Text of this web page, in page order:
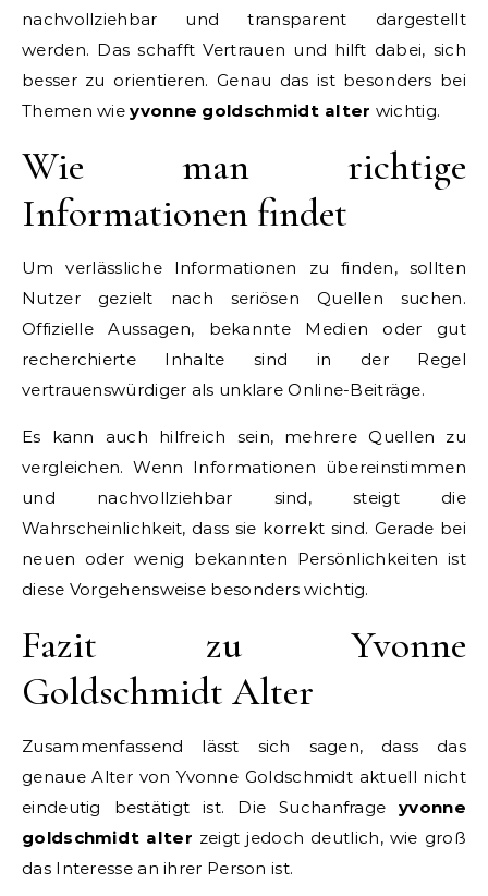
nachvollziehbar und transparent dargestellt
werden. Das schafft Vertrauen und hilft dabei, sich
besser zu orientieren. Genau das ist besonders bei
Themen wieyvonne goldschmidt alter wichtig.
Wie man richtige
Informationen findet
Um verlässliche Informationen zu finden, sollten
Nutzer gezielt nach seriösen Quellen suchen.
Offizielle Aussagen, bekannte Medien oder gut
recherchierte Inhalte sind in der Regel
vertrauenswürdiger als unklare Online-Beiträge.
Es kann auch hilfreich sein, mehrere Quellen zu
vergleichen. Wenn Informationen übereinstimmen
und nachvollziehbar sind, steigt die
Wahrscheinlichkeit, dass sie korrekt sind. Gerade bei
neuen oder wenig bekannten Persönlichkeiten ist
diese Vorgehensweise besonders wichtig.
Fazit zu Yvonne
Goldschmidt Alter
Zusammenfassend lässt sich sagen, dass das
genaue Alter von Yvonne Goldschmidt aktuell nicht
eindeutig bestätigt ist. Die Suchanfrageyvonne
goldschmidt alter zeigt jedoch deutlich, wie groß
das Interesse an ihrer Person ist.